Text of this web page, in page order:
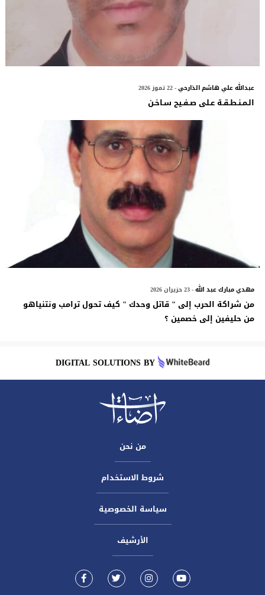
عبدالله علي هاشم الذارحي- 22 تموز 2026
الـمـنـطـقـة عـلى صـفـيح سـاخـن
مهدي مبارك عبد الله- 23 حزيران 2026
من شراكة الحرب إلى " قاتل وحدك " كيف تحول ترامب ونتنياهو
من حليفين إلى خصمين ؟
DIGITAL SOLUTIONS BY
من نحن
شروط الاستخدام
سياسة الخصوصية
الأرشيف